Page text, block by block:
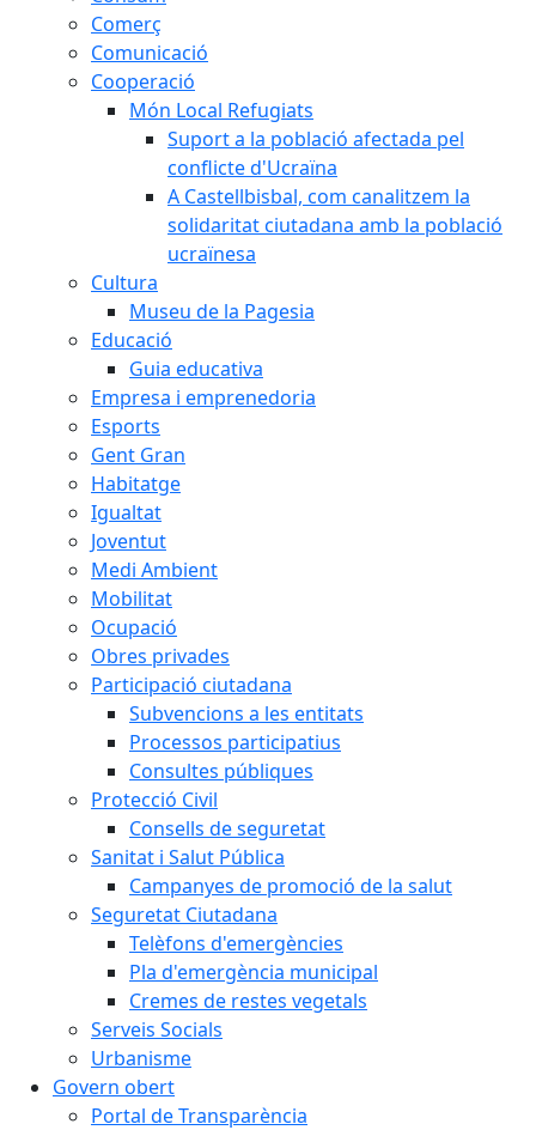
Comerç
Comunicació
Cooperació
Món Local Refugiats
Suport a la població afectada pel
conflicte d'Ucraïna
A Castellbisbal, com canalitzem la
solidaritat ciutadana amb la població
ucraïnesa
Cultura
Museu de la Pagesia
Educació
Guia educativa
Empresa i emprenedoria
Esports
Gent Gran
Habitatge
Igualtat
Joventut
Medi Ambient
Mobilitat
Ocupació
Obres privades
Participació ciutadana
Subvencions a les entitats
Processos participatius
Consultes públiques
Protecció Civil
Consells de seguretat
Sanitat i Salut Pública
Campanyes de promoció de la salut
Seguretat Ciutadana
Telèfons d'emergències
Pla d'emergència municipal
Cremes de restes vegetals
Serveis Socials
Urbanisme
Govern obert
Portal de Transparència